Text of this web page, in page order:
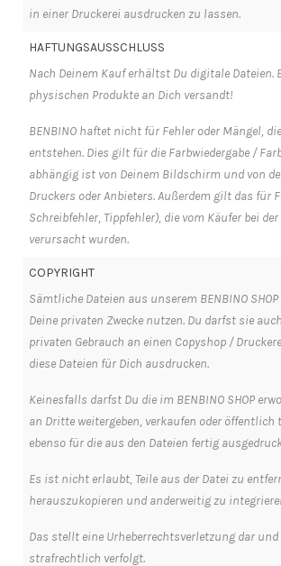
in einer Druckerei ausdrucken zu lassen.
HAFTUNGSAUSSCHLUSS
Nach Deinem Kauf erhältst Du digitale Dateien.
physischen Produkte an Dich versandt!
BENBINO haftet nicht für Fehler oder Mängel,
entstehen. Dies gilt für die Farbwiedergabe /
abhängig ist von Deinem Bildschirm und von
Druckers oder Anbieters. Außerdem gilt das für
Schreibfehler, Tippfehler), die vom Käufer bei
verursacht wurden.
COPYRIGHT
Sämtliche Dateien aus unserem BENBINO
Deine privaten Zwecke nutzen. Du darfst sie
privaten Gebrauch an einen Copyshop /
diese Dateien für Dich ausdrucken.
Keinesfalls darfst Du die im BENBINO SHOP
an Dritte weitergeben, verkaufen oder öffentlich
ebenso für die aus den Dateien fertig
Es ist nicht erlaubt, Teile aus der Datei zu
herauszukopieren und anderweitig zu
Das stellt eine Urheberrechtsverletzung dar
strafrechtlich verfolgt.